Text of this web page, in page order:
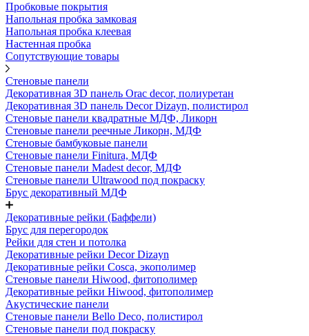
Пробковые покрытия
Напольная пробка замковая
Напольная пробка клеевая
Настенная пробка
Сопутствующие товары
Стеновые панели
Декоративная 3D панель Orac decor, полиуретан
Декоративная 3D панель Decor Dizayn, полистирол
Стеновые панели квадратные МДФ, Ликорн
Стеновые панели реечные Ликорн, МДФ
Стеновые бамбуковые панели
Стеновые панели Finitura, МДФ
Стеновые панели Madest decor, МДФ
Стеновые панели Ultrawood под покраску
Брус декоративный МДФ
Декоративные рейки (Баффели)
Брус для перегородок
Рейки для стен и потолка
Декоративные рейки Decor Dizayn
Декоративные рейки Cosca, экополимер
Стеновые панели Hiwood, фитополимер
Декоративные рейки Hiwood, фитополимер
Акустические панели
Стеновые панели Bello Deco, полистирол
Стеновые панели под покраску